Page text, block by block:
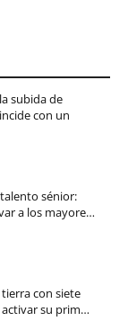
subida de
con un
sénior:
a los mayore…
con siete
su prim…